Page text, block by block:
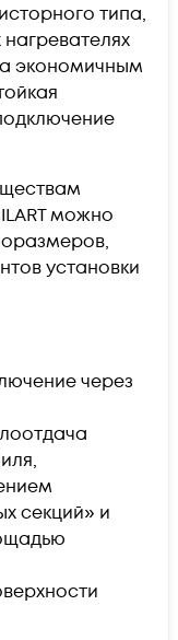
типа,
экономичным
можно
установки
через
секций» и